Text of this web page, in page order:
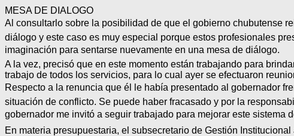
MESA DE DIALOGO
Al consultarlo sobre la posibilidad de que el gobierno chubutense
diálogo y este caso es muy especial porque estos profesionales
imaginación para sentarse nuevamente en una mesa de diálogo.
A la vez, precisó que en este momento están trabajando para
trabajo de todos los servicios, para lo cual ayer se efectuaron
Respecto a la renuncia que él le había presentado al gobernador
situación de conflicto. Se puede haber fracasado y por la
gobernador me invitó a seguir trabajado para mejorar este sistema
En materia presupuestaria, el subsecretario de Gestión